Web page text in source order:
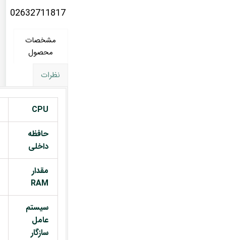
02632711817
مشخصات
محصول
نظرات
CPU
حافظه
داخلی
مقدار
RAM
سیستم
عامل
سازگار